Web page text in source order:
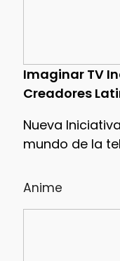
Imaginar TV
Creadores
Nueva
mundo de la
Anime